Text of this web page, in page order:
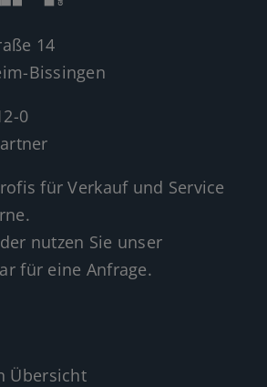
14
Bissingen
0
für Verkauf und Service
nutzen Sie unser
für eine Anfrage.
Übersicht